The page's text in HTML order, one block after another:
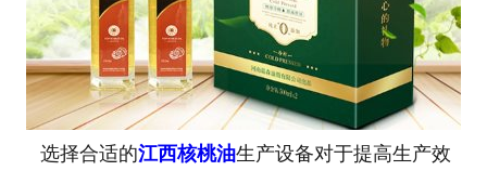
联系晶森
走进晶森
公司官网
选择合适的江西核桃油生产设备对于提高生产效